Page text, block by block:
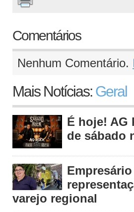
Comentários
Nenhum Comentário.
Mais Notícias: Geral
É hoje! AG
de sábado
varejo regional